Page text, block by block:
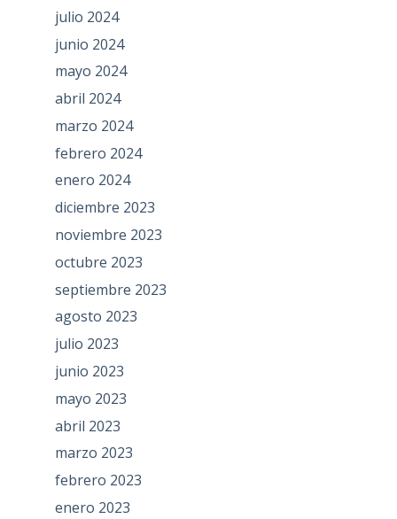
julio 2024
junio 2024
mayo 2024
abril 2024
marzo 2024
febrero 2024
enero 2024
diciembre 2023
noviembre 2023
octubre 2023
septiembre 2023
agosto 2023
julio 2023
junio 2023
mayo 2023
abril 2023
marzo 2023
febrero 2023
enero 2023